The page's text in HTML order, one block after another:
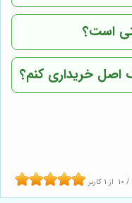
است؟
اصل خریداری کنم؟
10 / از 1 کاربر